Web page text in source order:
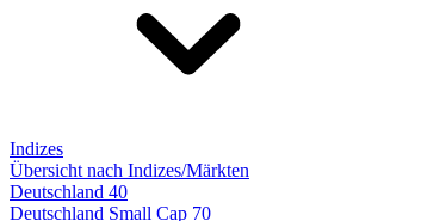
Indizes
Übersicht nach Indizes/Märkten
Deutschland 40
Deutschland Small Cap 70